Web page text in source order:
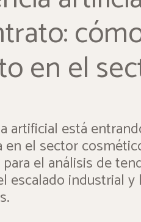
en el
artificial está
en el sector
el análisis de
escalado industrial